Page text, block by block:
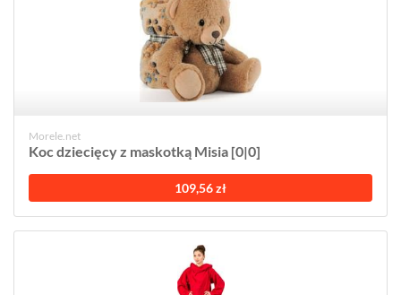
Morele.net
Koc dziecięcy z maskotką Misia [0|0]
109,56 zł